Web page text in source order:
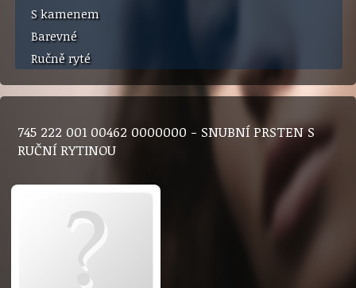
S kamenem
Barevné
Ručně ryté
745 222 001 00462 0000000 - SNUBNÍ PRSTEN S
RUČNÍ RYTINOU